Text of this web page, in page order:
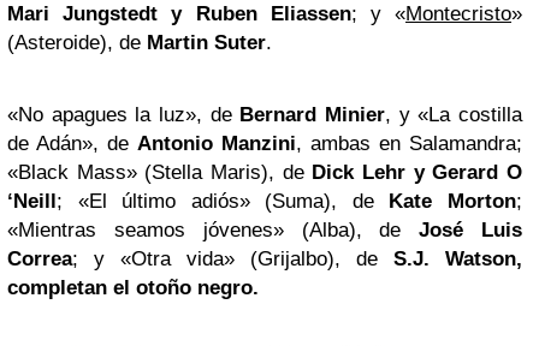
Mari Jungstedt y Ruben Eliassen; y «Montecristo»
(Asteroide), de Martin Suter.
«No apagues la luz», de Bernard Minier, y «La costilla
de Adán», de Antonio Manzini, ambas en Salamandra;
«Black Mass» (Stella Maris), de Dick Lehr y Gerard O
‘Neill; «El último adiós» (Suma), de Kate Morton;
«Mientras seamos jóvenes» (Alba), deJosé Luis
Correa; y «Otra vida» (Grijalbo), de S.J. Watson,
completan el otoño negro.